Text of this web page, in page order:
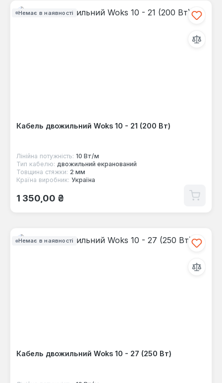
Немає в наявності
Кабель двожильний Woks 10 - 21 (200 Вт)
Лінійна потужність: 10 Вт/м
Тип кабелю: двожильний екранований
Товщина стяжки: 2 мм
Країна виробник: Україна
Звичайна ціна:
1 350,00 ₴
Немає в наявності
Кабель двожильний Woks 10 - 27 (250 Вт)